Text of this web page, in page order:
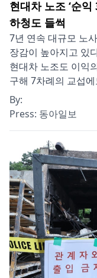
현대차 노조 ‘순
하청도 들썩
7년 연속 대규모 노
장감이 높아지고 있
현대차 노조도 이익
구해 7차례의 교섭
By:
Press: 동아일보